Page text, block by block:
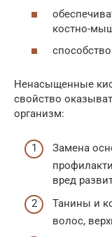
костно-
Ненасыщенные
свойство
организм:
Замена
вред
Танины и
волос,